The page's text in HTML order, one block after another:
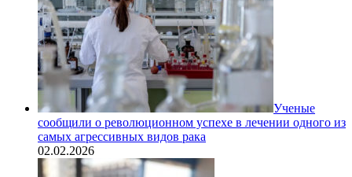
Ученые
сообщили о революционном успехе в лечении одного из
самых агрессивных видов рака
02.02.2026